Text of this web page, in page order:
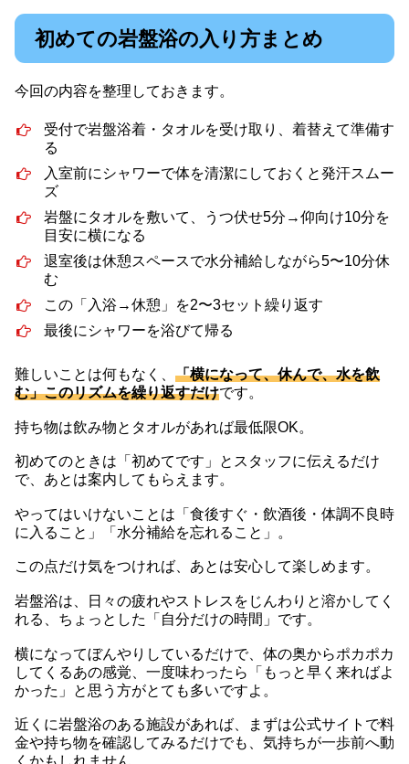
初めての岩盤浴の入り方まとめ
今回の内容を整理しておきます。
受付で岩盤浴着・タオルを受け取り、着替えて準備す
る
入室前にシャワーで体を清潔にしておくと発汗スムー
ズ
岩盤にタオルを敷いて、うつ伏せ5分→仰向け10分を
目安に横になる
退室後は休憩スペースで水分補給しながら5〜10分休
む
この「入浴→休憩」を2〜3セット繰り返す
最後にシャワーを浴びて帰る
難しいことは何もなく、 「横になって、休んで、水を飲
む」このリズムを繰り返すだけです。
持ち物は飲み物とタオルがあれば最低限OK。
初めてのときは「初めてです」とスタッフに伝えるだけ
で、あとは案内してもらえます。
やってはいけないことは「食後すぐ・飲酒後・体調不良時
に入ること」「水分補給を忘れること」。
この点だけ気をつければ、あとは安心して楽しめます。
岩盤浴は、日々の疲れやストレスをじんわりと溶かしてく
れる、ちょっとした「自分だけの時間」です。
横になってぼんやりしているだけで、体の奥からポカポカ
してくるあの感覚、一度味わったら「もっと早く来ればよ
かった」と思う方がとても多いですよ。
近くに岩盤浴のある施設があれば、まずは公式サイトで料
金や持ち物を確認してみるだけでも、気持ちが一歩前へ動